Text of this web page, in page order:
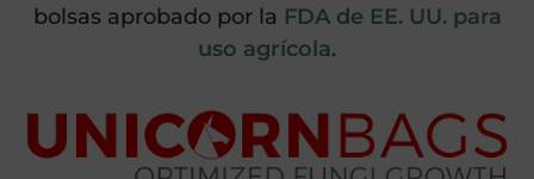
bolsas aprobado por la FDA de EE. UU. para
uso agrícola.